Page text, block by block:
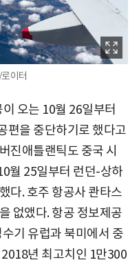
이터
오는 10월 26일부터
편을 중단하기로 했다고
진애틀랜틱도 중국 시
월 25일부터 런던-상하
다. 호주 항공사 콴타스
없앴다. 항공 정보제공
기 유럽과 북미에서 중
년 최고치인 1만300